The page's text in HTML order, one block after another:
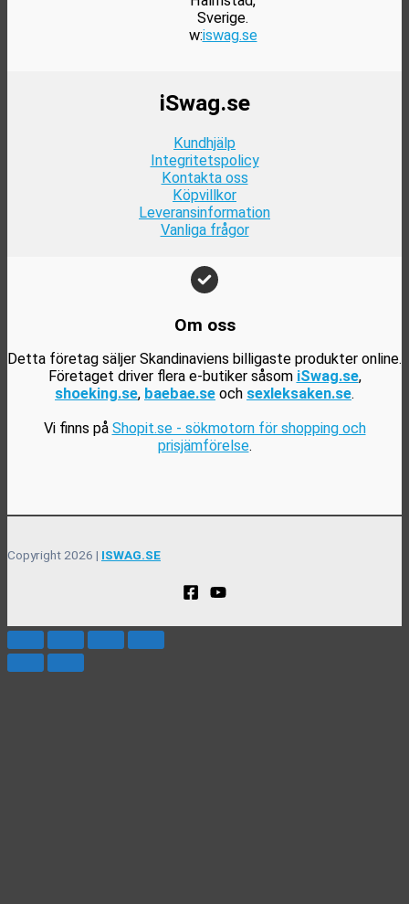
Sverige.
w:iswag.se
iSwag.se
Kundhjälp
Integritetspolicy
Kontakta oss
Köpvillkor
Leveransinformation
Vanliga frågor
Om oss
Detta företag säljer Skandinaviens billigaste produkter online.
Företaget driver flera e-butiker såsom iSwag.se,
shoeking.se, baebae.se och sexleksaken.se.
Vi finns på Shopit.se - sökmotorn för shopping och
prisjämförelse.
Copyright 2026 | ISWAG.SE